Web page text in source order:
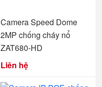
Camera Speed Dome
2MP chống cháy nổ
ZAT680-HD
Liên hệ